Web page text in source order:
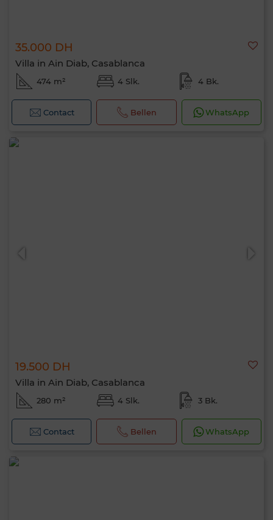
35.000 DH
Villa in Ain Diab, Casablanca
474 m² 4 Slk. 4 Bk.
Contact Bellen WhatsApp
19.500 DH
Villa in Ain Diab, Casablanca
280 m² 4 Slk. 3 Bk.
Contact Bellen WhatsApp